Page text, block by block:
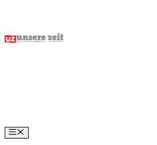
content
Menu